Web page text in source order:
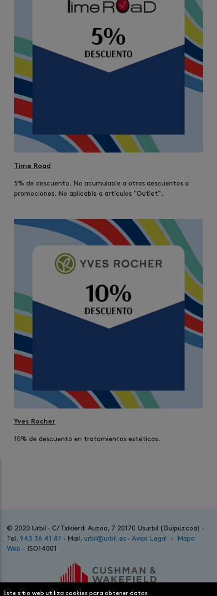
Time Road
5% de descuento. No acumulable a otros descuentos o
promociones. No aplicable a artículos "Outlet".
Image
Yves Rocher
10% de descuento en tratamientos estéticos.
© 2020 Urbil · C/ Txikierdi Auzoa, 7 20170 Usurbil (Guipúzcoa) ·
Tel. 943 36 41 87 · Mail. urbil@urbil.es · Aviso Legal -
Mapa
Web - ISO14001
Este sitio web utiliza cookies para obtener datos